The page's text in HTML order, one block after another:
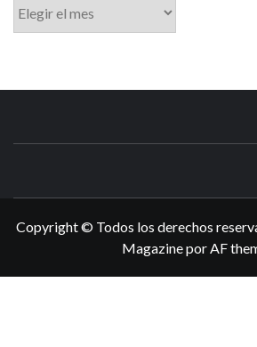
Copyright © Todos los derechos
MagazineporAF